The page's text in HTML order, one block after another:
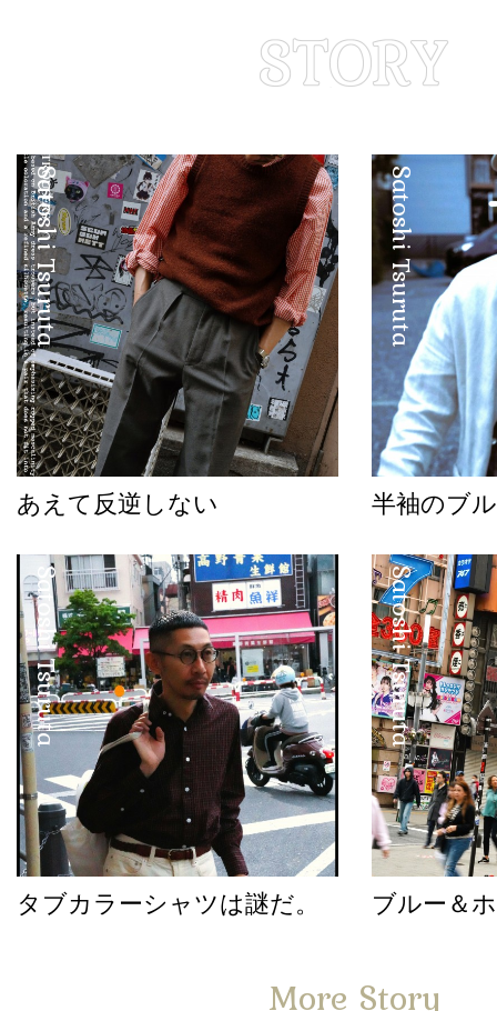
Satoshi Tsuruta
あえて反逆しない
Satoshi Tsuruta
半袖のブ
Satoshi Tsuruta
タブカラーシャツは謎だ。
Satoshi Tsuruta
ブルー＆
More Story